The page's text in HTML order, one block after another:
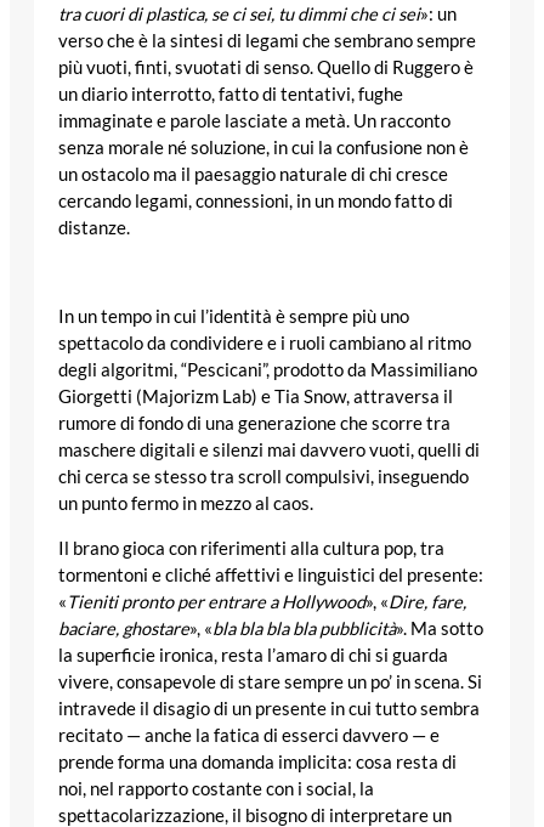
tra cuori di plastica, se ci sei, tu dimmi che ci sei»: un
verso che è la sintesi di legami che sembrano sempre
più vuoti, finti, svuotati di senso. Quello di Ruggero è
un diario interrotto, fatto di tentativi, fughe
immaginate e parole lasciate a metà. Un racconto
senza morale né soluzione, in cui la confusione non è
un ostacolo ma il paesaggio naturale di chi cresce
cercando legami, connessioni, in un mondo fatto di
distanze.
In un tempo in cui l’identità è sempre più uno
spettacolo da condividere e i ruoli cambiano al ritmo
degli algoritmi, “Pescicani”, prodotto da Massimiliano
Giorgetti (Majorizm Lab) e Tia Snow, attraversa il
rumore di fondo di una generazione che scorre tra
maschere digitali e silenzi mai davvero vuoti, quelli di
chi cerca se stesso tra scroll compulsivi, inseguendo
un punto fermo in mezzo al caos.
Il brano gioca con riferimenti alla cultura pop, tra
tormentoni e cliché affettivi e linguistici del presente:
«Tieniti pronto per entrare a Hollywood», «Dire, fare,
baciare, ghostare», «bla bla bla bla pubblicità». Ma sotto
la superficie ironica, resta l’amaro di chi si guarda
vivere, consapevole di stare sempre un po’ in scena. Si
intravede il disagio di un presente in cui tutto sembra
recitato — anche la fatica di esserci davvero — e
prende forma una domanda implicita: cosa resta di
noi, nel rapporto costante con i social, la
spettacolarizzazione, il bisogno di interpretare un